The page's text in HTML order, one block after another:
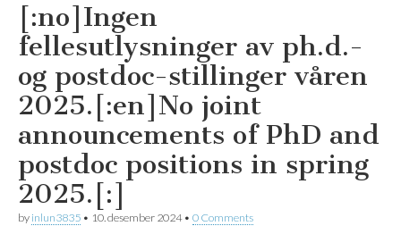
[:no]Ingen
fellesutlysninger av ph.d.-
og postdoc-stillinger våren
2025.[:en]No joint
announcements of PhD and
postdoc positions in spring
2025.[:]
by inlun3835 • 10. desember 2024• 0 Comments